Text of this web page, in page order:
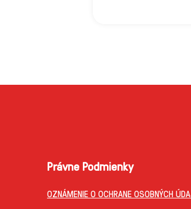
Právne Podmienky
OZNÁMENIE O OCHRANE OSOBNÝCH